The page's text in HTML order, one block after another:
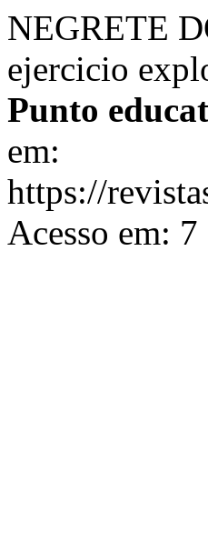
NEGRETE
ejercicio
Punto
em:
https://
Acesso em: